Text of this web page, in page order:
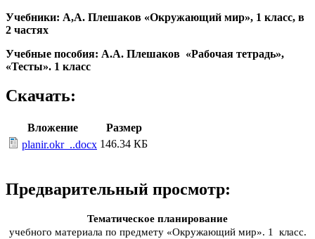
Учебники: А,А. Плешаков «Окружающий мир», 1 класс, в
2 частях
Учебные пособия: А.А. Плешаков «Рабочая тетрадь»,
«Тесты». 1 класс
Скачать:
Вложение
Размер
planir.okr_..docx 146.34 КБ
Предварительный просмотр:
Тематическое планирование
учебного материала по предмету «Окружающий мир». 1 класс.